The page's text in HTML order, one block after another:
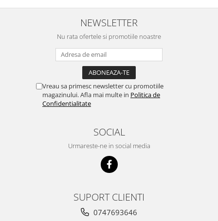
nu o mananca cu placere. Eu
sunt multumit si voi continua cuNEWSLETTER
Nu rata ofertele si promotiile noastre
Vreau sa primesc newsletter cu promotiile
magazinului. Afla mai multe in Politica de
Confidentialitate
SOCIAL
Urmareste-ne in social media
SUPORT CLIENTI
0747693646